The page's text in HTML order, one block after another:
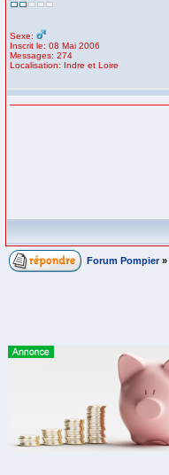
Sexe:
Inscrit le: 08 Mai 2006
Messages: 274
Localisation: Indre et Loire
Forum Pompier »